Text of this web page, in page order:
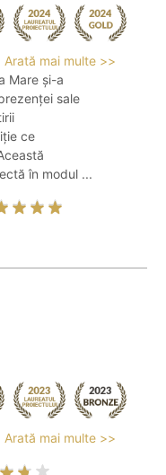
Arată mai multe >>
Mare și-a
sale
ce
în modul ...
Arată mai multe >>